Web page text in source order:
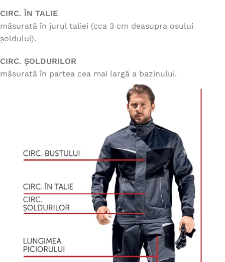
CIRC. ÎN TALIE
măsurată în jurul taliei (cca 3 cm deasupra osului
șoldului).
CIRC. ȘOLDURILOR
măsurată în partea cea mai largă a bazinului.